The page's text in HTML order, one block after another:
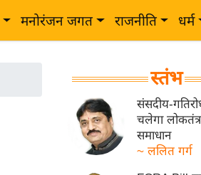
मनोरंजन जगत राजनीति धर्म
स्तंभ
संसदीय-
चलेगा
समाधान
~ ललित गर्ग